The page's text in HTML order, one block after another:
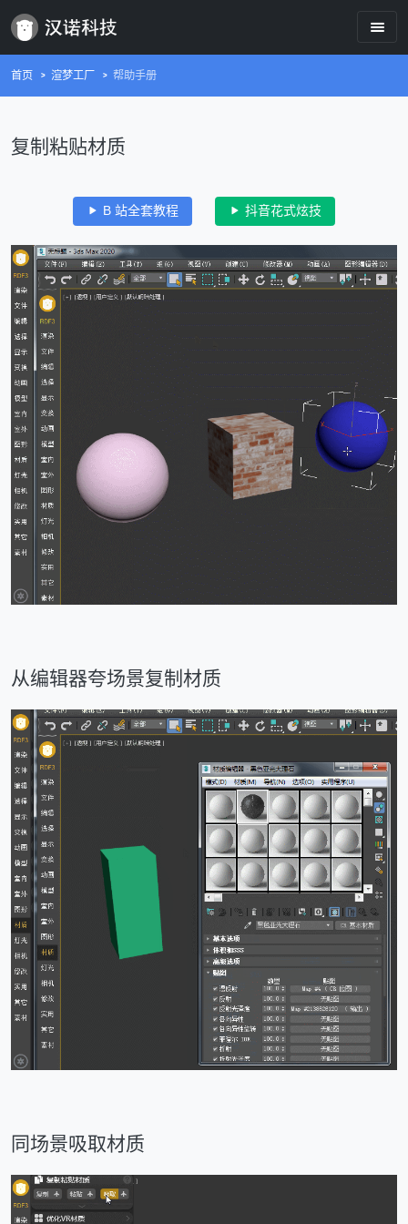
首页 渲梦工厂 帮助手册
复制粘贴材质
B 站全套教程 抖音花式炫技
从编辑器夸场景复制材质
同场景吸取材质